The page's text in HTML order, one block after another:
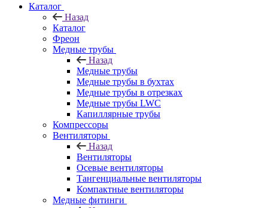
Каталог
Назад
Каталог
Фреон
Медные трубы
Назад
Медные трубы
Медные трубы в бухтах
Медные трубы в отрезках
Медные трубы LWC
Капиллярные трубы
Компрессоры
Вентиляторы
Назад
Вентиляторы
Осевые вентиляторы
Тангенциальные вентиляторы
Компактные вентиляторы
Медные фитинги